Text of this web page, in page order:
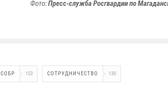
Фото:Пресс-служба Росгвардии по
СОБР 153 СОТРУДНИЧЕСТВО 130